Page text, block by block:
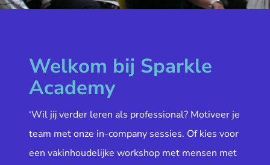
Welkom bij Sparkle
Academy
‘Wil jij verder leren als professional? Motiveer je
team met onze in-company sessies. Of kies voor
een vakinhoudelijke workshop met mensen met